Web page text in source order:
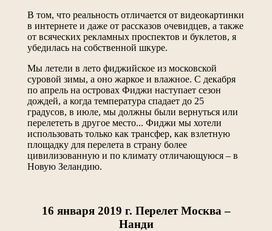
В том, что реальность отличается от видеокартинки
в интернете и даже от рассказов очевидцев, а также
от всяческих рекламных проспектов и буклетов, я
убедилась на собственной шкуре.
Мы летели в лето фиджийское из московской
суровой зимы, а оно жаркое и влажное. С декабря
по апрель на островах Фиджи наступает сезон
дождей, а когда температура спадает до 25
градусов, в июле, мы должны были вернуться или
перелететь в другое место... Фиджи мы хотели
использовать только как трансфер, как взлетную
площадку для перелета в страну более
цивилизованную и по климату отличающуюся – в
Новую Зеландию.
16 января 2019 г. Перелет Москва –
Нанди